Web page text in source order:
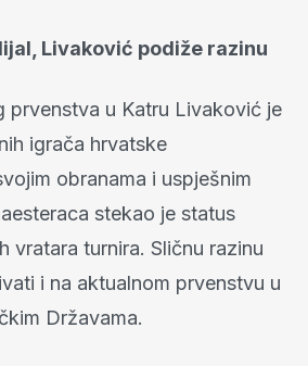
Livaković podiže razinu
prvenstva u Katru Livaković je
igrača hrvatske
obranama i uspješnim
stekao je status
vratara turnira. Sličnu razinu
i na aktualnom prvenstvu u
Državama.